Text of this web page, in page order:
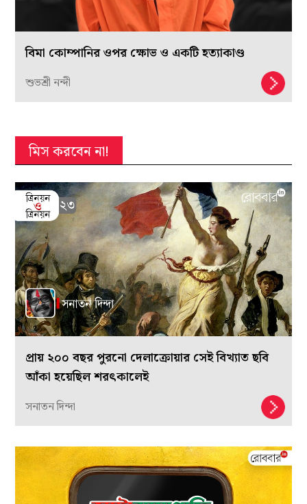
বিমা কোম্পানির ওপর ক্ষোভ ও একটি হত্যাকাণ্ড
শুভশ্রী নন্দী
মিস করবেন না!
প্রায় ২০০ বছর পুরনো দেলাক্রোয়ার সেই বিখ্যাত ছবি
আঁকা হয়েছিল শরৎকালেই
সনাতন দিন্দা